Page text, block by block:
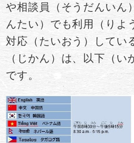
や相談員（そうだんいん
んたい）でも利用（りよ
対応（たいおう）してい
（じかん）は、以下（い
です。